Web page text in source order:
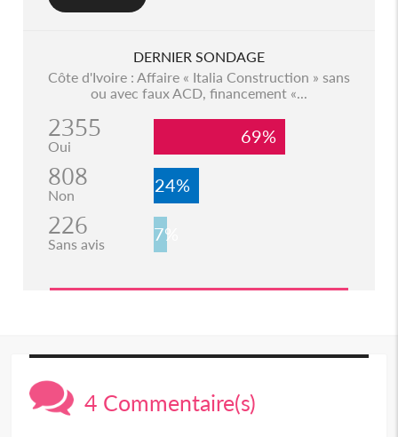
DERNIER SONDAGE
Côte d'Ivoire : Affaire « Italia Construction » sans
ou avec faux ACD, financement «...
2355
Oui 69%
808
Non 24%
226
Sans avis 7%
4 Commentaire(s)